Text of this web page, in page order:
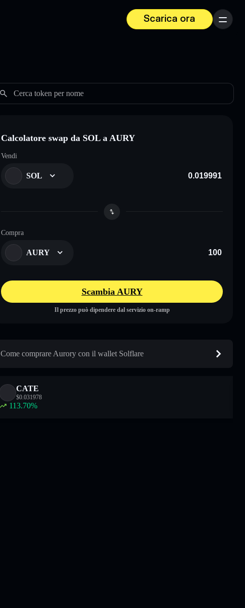
Scarica ora
Menu
Cerca token per nome
Calcolatore swap da SOL a AURY
Vendi
SOL
Compra
AURY
Scambia AURY
Il prezzo può dipendere dal servizio on-ramp
Come comprare Aurory con il wallet Solflare
CATE
$0.031978
113.70%